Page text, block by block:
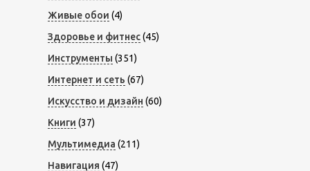
Живые обои (4)
Здоровье и фитнес(45)
Инструменты (351)
Интернет и сеть (67)
Искусство и дизайн (60)
Книги (37)
Мультимедиа (211)
Навигация (47)